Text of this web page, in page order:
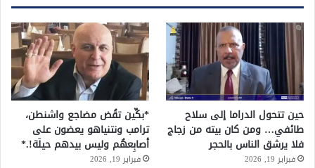
حين تتحول الدراما إلى سلاح
طائفي… ومن كان بيته من زجاج
فلا يرشق الناس بالحجر
فبراير 19, 2026
*بكِّين تقُض مضاجع واشنطن،
ترامب ونتنياهو يعضون على
أصابِعهُم وليس بيدهم حيلَة!.*
فبراير 19, 2026